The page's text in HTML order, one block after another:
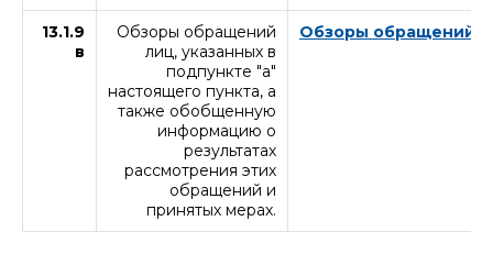
13.1.9
в
Обзоры обращений
лиц, указанных в
подпункте "а"
настоящего пункта, а
также обобщенную
информацию о
результатах
рассмотрения этих
обращений и
принятых мерах.
Обзоры обращений